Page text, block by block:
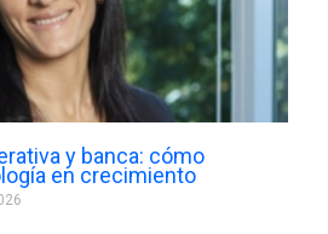
y banca: cómo
en crecimiento